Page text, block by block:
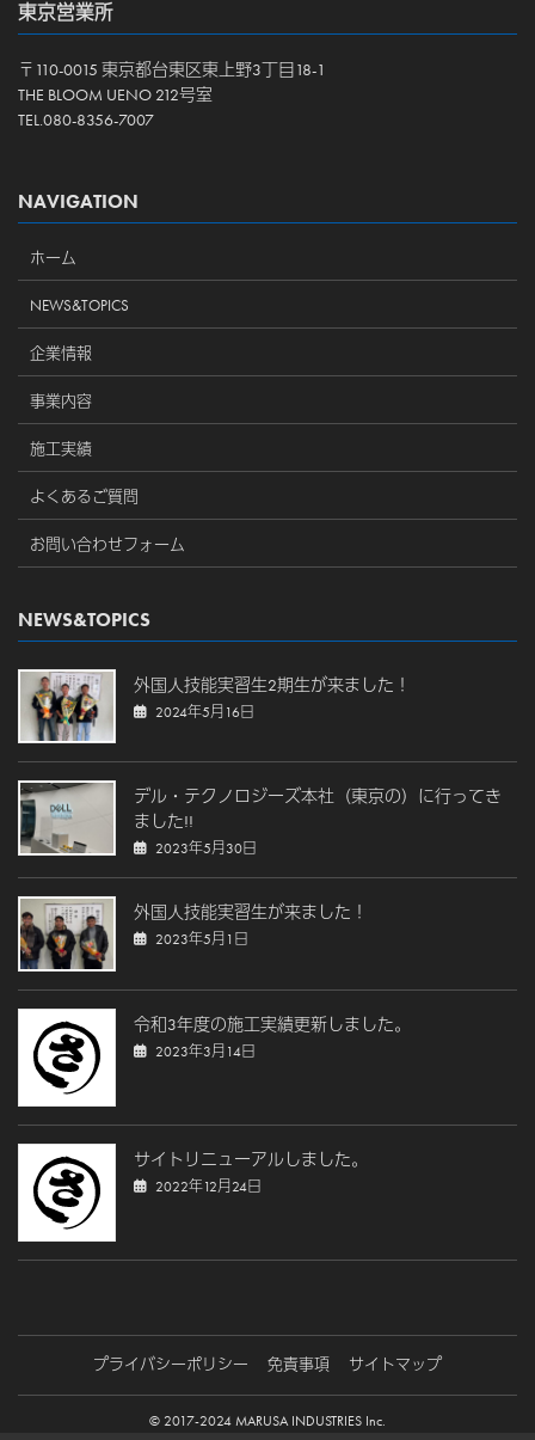
東京営業所
〒110-0015 東京都台東区東上野3丁目18-1
THE BLOOM UENO 212号室
TEL.080-8356-7007
NAVIGATION
ホーム
NEWS&TOPICS
企業情報
事業内容
施工実績
よくあるご質問
お問い合わせフォーム
NEWS&TOPICS
外国人技能実習生2期生が来ました！
2024年5月16日
デル・テクノロジーズ本社（東京の）に行ってき
ました!!
2023年5月30日
外国人技能実習生が来ました！
2023年5月1日
令和3年度の施工実績更新しました。
2023年3月14日
サイトリニューアルしました。
2022年12月24日
プライバシーポリシー 免責事項 サイトマップ
© 2017-2024 MARUSA INDUSTRIES Inc.